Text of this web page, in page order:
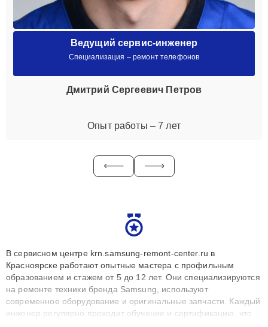
Ведущий сервис-инженер
Специализация – ремонт телефонов
Дмитрий Сергеевич Петров
Опыт работы – 7 лет
В сервисном центре krn.samsung-remont-center.ru в
Красноярске работают опытные мастера с профильным
образованием и стажем от 5 до 12 лет. Они специализируются
на ремонте техники бренда Samsung, используют
современное оборудование и оригинальные запчасти. Каждый
инженер регулярно проходит обучение и сертификацию, что